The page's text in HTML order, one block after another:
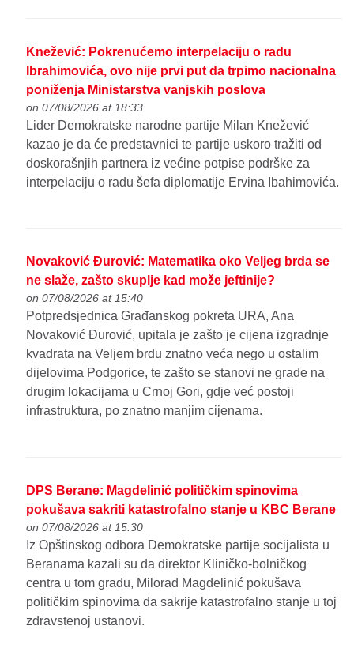
Knežević: Pokrenućemo interpelaciju o radu
Ibrahimovića, ovo nije prvi put da trpimo nacionalna
poniženja Ministarstva vanjskih poslova
on 07/08/2026 at 18:33
Lider Demokratske narodne partije Milan Knežević
kazao je da će predstavnici te partije uskoro tražiti od
doskorašnjih partnera iz većine potpise podrške za
interpelaciju o radu šefa diplomatije Ervina Ibahimovića.
Novaković Đurović: Matematika oko Veljeg brda se
ne slaže, zašto skuplje kad može jeftinije?
on 07/08/2026 at 15:40
Potpredsjednica Građanskog pokreta URA, Ana
Novaković Đurović, upitala je zašto je cijena izgradnje
kvadrata na Veljem brdu znatno veća nego u ostalim
dijelovima Podgorice, te zašto se stanovi ne grade na
drugim lokacijama u Crnoj Gori, gdje već postoji
infrastruktura, po znatno manjim cijenama.
DPS Berane: Magdelinić političkim spinovima
pokušava sakriti katastrofalno stanje u KBC Berane
on 07/08/2026 at 15:30
Iz Opštinskog odbora Demokratske partije socijalista u
Beranama kazali su da direktor Kliničko-bolničkog
centra u tom gradu, Milorad Magdelinić pokušava
političkim spinovima da sakrije katastrofalno stanje u toj
zdravstenoj ustanovi.